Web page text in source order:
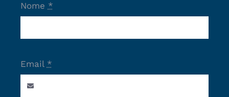
Nome *
Email *